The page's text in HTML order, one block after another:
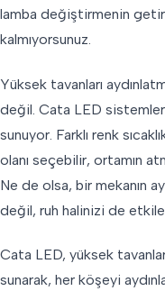
lamba değiştirmenin
kalmıyorsunuz.
Yüksek tavanları
değil. Cata LED
sunuyor. Farklı renk
olanı seçebilir, ortamın
Ne de olsa, bir mekanın
değil, ruh halinizi de
Cata LED, yüksek
sunarak, her köşeyi